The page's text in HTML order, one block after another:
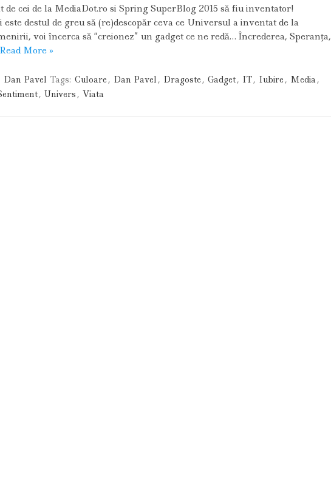
de cei de la MediaDot.ro si Spring SuperBlog 2015 să fiu inventator!
destul de greu să (re)descopăr ceva ce Universul a inventat de la
voi încerca să “creionez” un gadget ce ne redă… Încrederea, Speranţa,
Read More »
Dan Pavel Tags: Culoare , Dan Pavel , Dragoste , Gadget, IT, Iubire , Media ,
, Univers , Viata